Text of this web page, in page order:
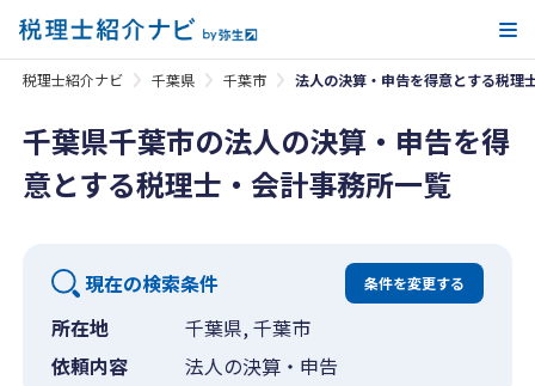
税理士紹介ナビ 千葉県 千葉市 法人の決算・申告を得意とする税理
千葉県千葉市の法人の決算・申告を得
意とする税理士・会計事務所一覧
現在の検索条件 条件を変更する
所在地
千葉県, 千葉市
依頼内容
法人の決算・申告